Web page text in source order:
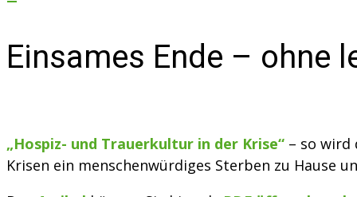
Einsames Ende – ohne
„Hospiz- und Trauerkultur in der Krise“ – so wird
Krisen ein menschenwürdiges Sterben zu Hause